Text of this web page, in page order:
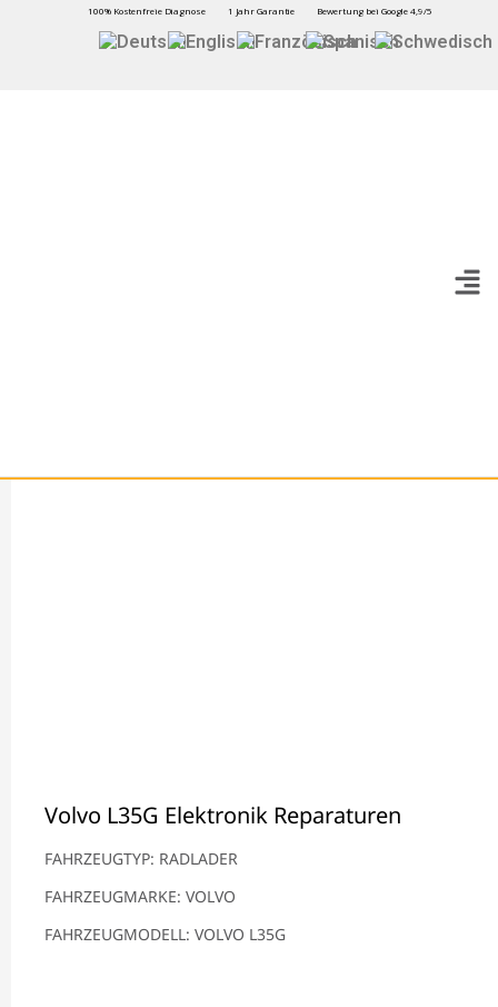
100% Kostenfreie Diagnose 1 Jahr Garantie Bewertung bei Google 4,9/5
Volvo L35G Elektronik Reparaturen
FAHRZEUGTYP: RADLADER
FAHRZEUGMARKE: VOLVO
FAHRZEUGMODELL: VOLVO L35G